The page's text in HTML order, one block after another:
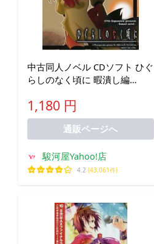
中古同人ノベル CDソフト ひぐ
らしのなく頃に 暇潰し編
Expansion
1,180 円
通販ページへ
駿河屋Yahoo!店
4.2 (43,061件)